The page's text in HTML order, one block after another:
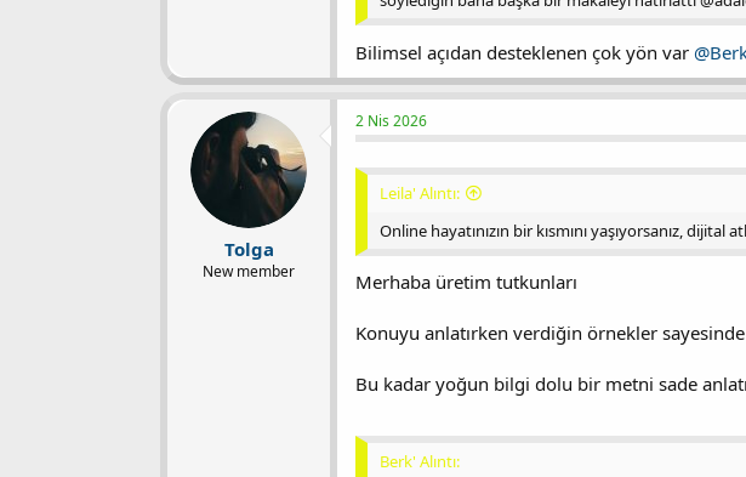
Bilimsel açıdan desteklenen çok yön var
Tolga
New member
2 Nis 2026
Leila' Alıntı:
Online hayatınızın bir kısmını yaşıyorsanız,
Merhaba üretim tutkunları
Konuyu anlatırken verdiğin örnekler
Bu kadar yoğun bilgi dolu bir metni sade
Berk' Alıntı: